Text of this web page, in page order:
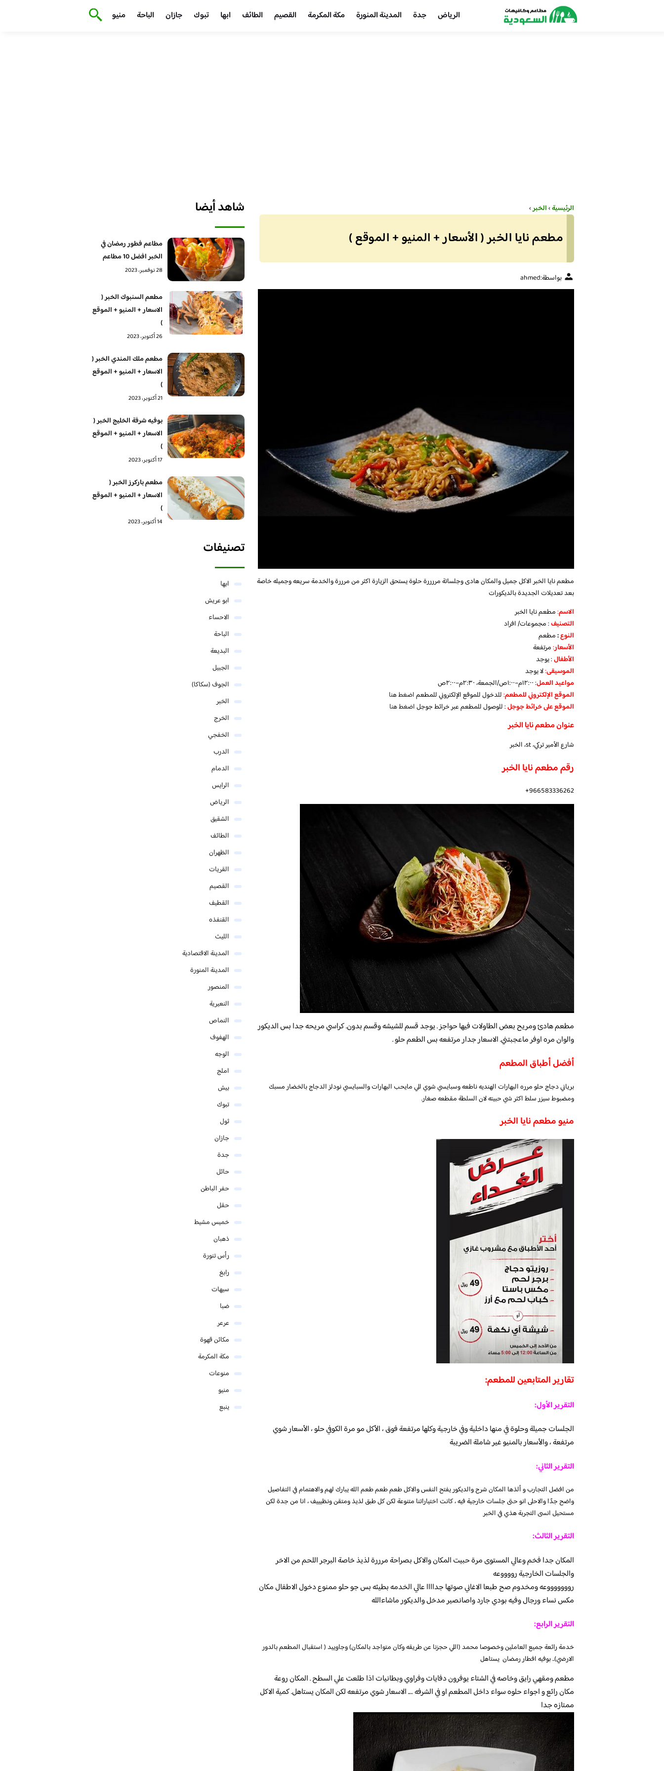
الرياض جدة المدينة المنورة مكة المكرمة القصيم الطائف ابها تبوك جازان الباحة منيو
الرئيسية›الخبر›
مطعم نايا الخبر ( الأسعار + المنيو + الموقع )
بواسطة:ahmed
مطعم نايا الخبرالاكل جميل والمكان هادى وجلساتة مررررة حلوة يستحق الزيارة اكثر من مرررة والخدمة سريعه وجميله خاصة
بعد تعديلات الجديدة بالديكورات
الاسم:مطعم نايا الخبر
التصنيف: مجموعات/ افراد
النوع:مطعم
الأسعار:مرتفعة
الأطفال: يوجد
الموسيقى:لا يوجد
مواعيد العمل: ١٢:٠٠م–١:٠٠ص/الجمعة، ٢:٣٠م–٢:٠٠ص
الموقع الإلكتروني للمطعم:للدخول للموقع الإلكتروني للمطعماضغط هنا
الموقع على خرائط جوجل: للوصول للمطعم عبر خرائط جوجلاضغط هنا
عنوان مطعم نايا الخبر
شارع الأمير تركي، st، الخبر
رقم مطعم نايا الخبر
966583336262+
مطعم هادئ ومريح بعض الطاولات فيها حواجز . يوجد قسم للشيشه وقسم بدون. كراسي مريحه جدا بس الديكور
والوان مره اوفر ماعجبتني. الاسعار جدار مرتفعه بس الطعم حلو .
أفضل أطباق المطعم
برياني دجاج حلو مرره البهارات الهنديه ناطعه وسبايسي شوي للي مايحب البهارات والسبايسي نودلز الدجاج بالخضار مسبك
ومضبوط سيزر سلط اكثر شي حبيته لان السلطة مقطعه صغار.
منيو مطعم نايا الخبر
تقارير المتابعين للمطعم:
التقرير الأول:
الجلسات جميلة وحلوة في منها داخلية وفي خارجية وكلها مرتفعة فوق ، الأكل مو مرة الكوفي حلو ، الأسعار شوي
مرتفعة ، والأسعار بالمنيو غير شاملة الضريبة
التقرير الثاني:
من افضل التجارب و ألذها المكان شرح والديكور يفتح النفس والاكل طعم طعم طعم الله يبارك لهم والاهتمام في التفاصيل
واضح جدًا والاحلى انو حتى جلسات خارجية فيه ، كانت اختياراتنا متنوعة لكن كل طبق لذيذ ومتقن ونظيييف ، انا من جدة لكن
مستحيل انسى التجربة هذي في الخبر
التقرير الثالث:
المكان جدا فخم وعالي المستوى مرة حبيت المكان والاكل بصراحة مرررة لذيذ خاصة البرجر اللحم من الاخر
والجلسات الخارجية رووووعه
روووووووعه ومخدوم صح طبعا الاغاني صوتها جداااا عالي الخدمه بطيئه بس جو حلو ممنوع دخول الاطفال مكان
مكس نساء ورجال وفيه بودي جارد واصانصير مدخل والديكور ماشاءالله
التقرير الرابع:
خدمة رائعة جميع العاملين وخصوصا محمد (اللي حجزنا عن طريقه وكان متواجد بالمكان) وجاوييد ( استقبال المطعم بالدور
الارضي).. بوفيه افطار رمضان يستاهل
مطعم ومقهي رايق وخاصه في الشتاء يوفرون دفايات وفراوي وبطانيات اذا طلعت علي السطح . المكان روعة
مكان رائع و اجواء حلوه سواء داخل المطعم او في الشرفه …. الاسعار شوي مرتفعه لكن المكان يستاهل. كمية الاكل
ممتازه جدا
شاهد أيضا
مطاعم فطور رمضان في
الخبر افضل 10 مطاعم
28 نوفمبر، 2023
مطعم السنبوك الخبر (
الاسعار + المنيو + الموقع
)
26 أكتوبر، 2023
مطعم ملك المندي الخبر (
الاسعار + المنيو + الموقع
)
21 أكتوبر، 2023
بوفيه شرفة الخليج الخبر (
الاسعار + المنيو + الموقع
)
17 أكتوبر، 2023
مطعم باركرز الخبر (
الاسعار + المنيو + الموقع
)
14 أكتوبر، 2023
تصنيفات
ابها
ابو عريش
الاحساء
الباحة
البديعة
الجبيل
الجوف (سكاكا)
الخبر
الخرج
الخفجي
الدرب
الدمام
الرايس
الرياض
الشقيق
الطائف
الظهران
القريات
القصيم
القطيف
القنفذه
الليث
المدينة الاقتصادية
المدينة المنورة
المنصور
النعيرية
النماص
الهفوف
الوجه
املج
بيش
تبوك
ثول
جازان
جدة
حائل
حفر الباطن
حقل
خميس مشيط
ذهبان
رأس تنورة
رابغ
سيهات
ضبا
عرعر
مكائن قهوة
مكة المكرمة
منوعات
منيو
ينبع